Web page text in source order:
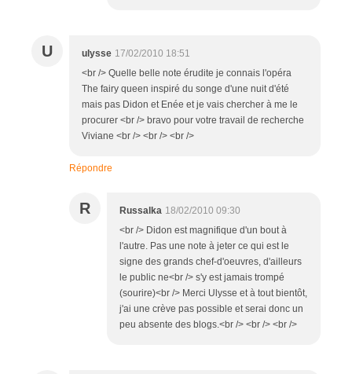
U ulysse 17/02/2010 18:51
<br /> Quelle belle note érudite je connais l'opéra
The fairy queen inspiré du songe d'une nuit d'été
mais pas Didon et Enée et je vais chercher à me le
procurer <br /> bravo pour votre travail de recherche
Viviane <br /> <br /> <br />
Répondre
R Russalka 18/02/2010 09:30
<br /> Didon est magnifique d'un bout à
l'autre. Pas une note à jeter ce qui est le
signe des grands chef-d'oeuvres, d'ailleurs
le public ne<br /> s'y est jamais trompé
(sourire)<br /> Merci Ulysse et à tout bientôt,
j'ai une crève pas possible et serai donc un
peu absente des blogs.<br /> <br /> <br />